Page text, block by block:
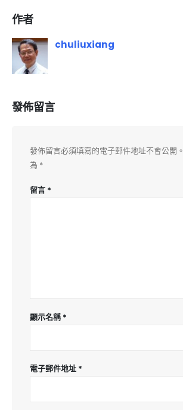
作者
chuliuxiang
發佈留言
發佈留言必須填寫的電子郵件地址不會公開。
為 *
留言 *
顯示名稱*
電子郵件地址 *